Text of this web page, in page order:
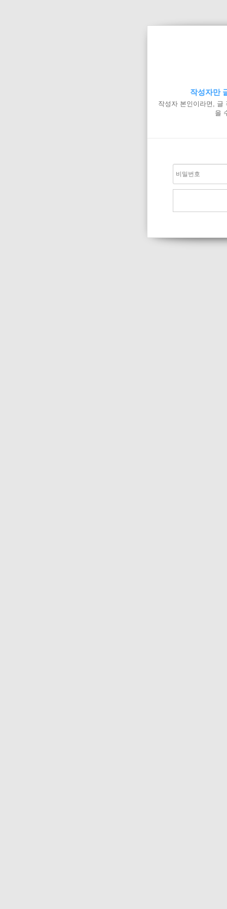
작성자만
작성자 본인이라면, 글
을